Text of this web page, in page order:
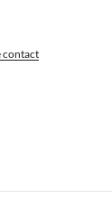
contact